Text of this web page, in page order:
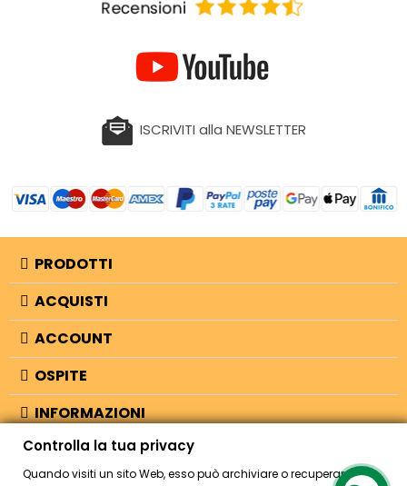
ISCRIVITI alla NEWSLETTER
PRODOTTI
ACQUISTI
ACCOUNT
OSPITE
INFORMAZIONI
NEGOZIO
Controlla la tua privacy
Quando visiti un sito Web, esso può archiviare o recuperare